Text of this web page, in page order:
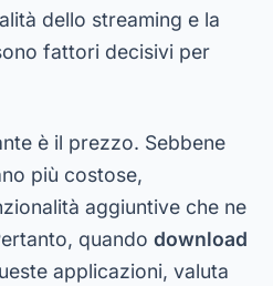
dello streaming e la
fattori decisivi per
è il prezzo. Sebbene
più costose,
aggiuntive che ne
quando download
applicazioni, valuta